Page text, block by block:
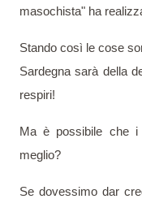
masochista" ha
Stando così le cose
Sardegna sarà della
respiri!
Ma è possibile che
meglio?
Se dovessimo dar